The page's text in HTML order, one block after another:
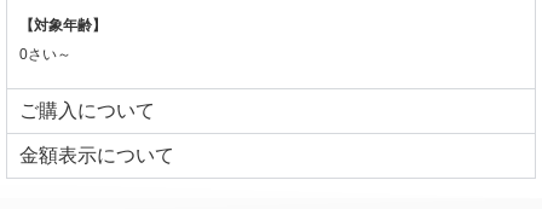
【対象年齢】
0さい～
ご購入について
⾦額表⽰について